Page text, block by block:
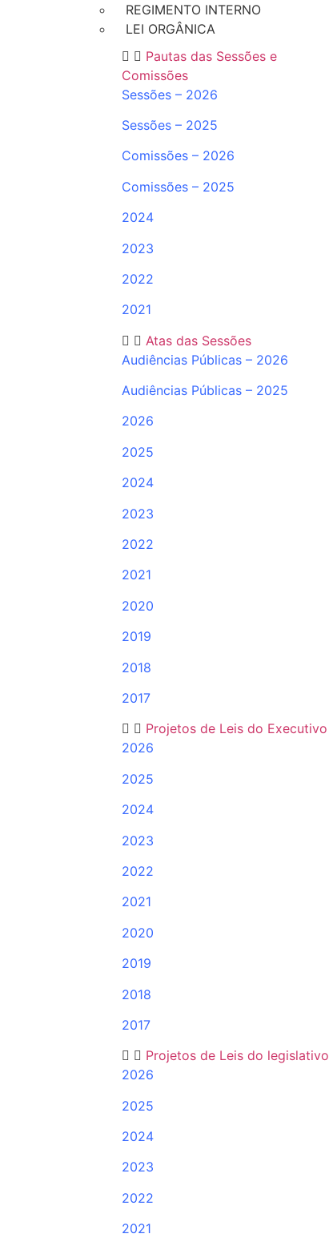
REGIMENTO INTERNO
LEI ORGÂNICA
Pautas das Sessões e
Comissões
Sessões – 2026
Sessões – 2025
Comissões – 2026
Comissões – 2025
2024
2023
2022
2021
Atas das Sessões
Audiências Públicas – 2026
Audiências Públicas – 2025
2026
2025
2024
2023
2022
2021
2020
2019
2018
2017
Projetos de Leis do Executivo
2026
2025
2024
2023
2022
2021
2020
2019
2018
2017
Projetos de Leis do legislativo
2026
2025
2024
2023
2022
2021